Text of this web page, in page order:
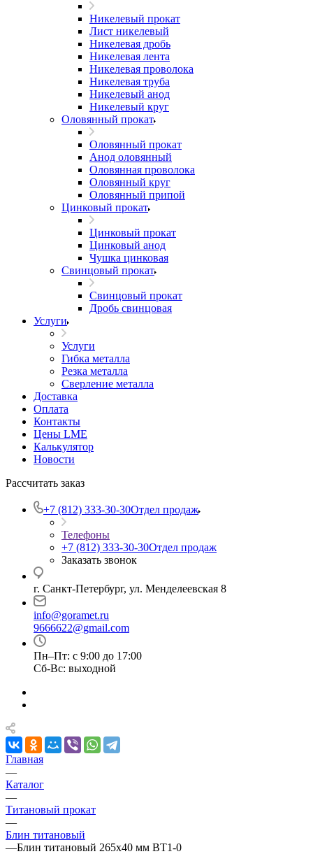
Никелевый прокат
Лист никелевый
Никелевая дробь
Никелевая лента
Никелевая проволока
Никелевая труба
Никелевый анод
Никелевый круг
Оловянный прокат
Оловянный прокат
Анод оловянный
Оловянная проволока
Оловянный круг
Оловянный припой
Цинковый прокат
Цинковый прокат
Цинковый анод
Чушка цинковая
Свинцовый прокат
Свинцовый прокат
Дробь свинцовая
Услуги
Услуги
Гибка металла
Резка металла
Сверление металла
Доставка
Оплата
Контакты
Цены LME
Калькулятор
Новости
Рассчитать заказ
+7 (812) 333-30-30Отдел продаж
Телефоны
+7 (812) 333-30-30Отдел продаж
Заказать звонок
г. Санкт-Петербург, ул. Менделеевская 8
info@goramet.ru
9666622@gmail.com
Пн–Пт: с 9:00 до 17:00
Сб-Вс: выходной
Главная
—
Каталог
—
Титановый прокат
—
Блин титановый
—Блин титановый 265х40 мм ВТ1-0